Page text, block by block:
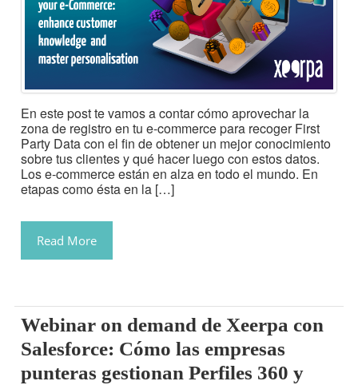
En este post te vamos a contar cómo aprovechar la
zona de registro en tu e-commerce para recoger First
Party Data con el fin de obtener un mejor conocimiento
sobre tus clientes y qué hacer luego con estos datos.
Los e-commerce están en alza en todo el mundo. En
etapas como ésta en la […]
Read More
Webinar on demand de Xeerpa con
Salesforce: Cómo las empresas
punteras gestionan Perfiles 360 y